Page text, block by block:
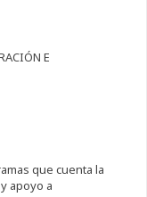
E
que cuenta la
apoyo a